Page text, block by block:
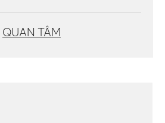
QUAN TÂM